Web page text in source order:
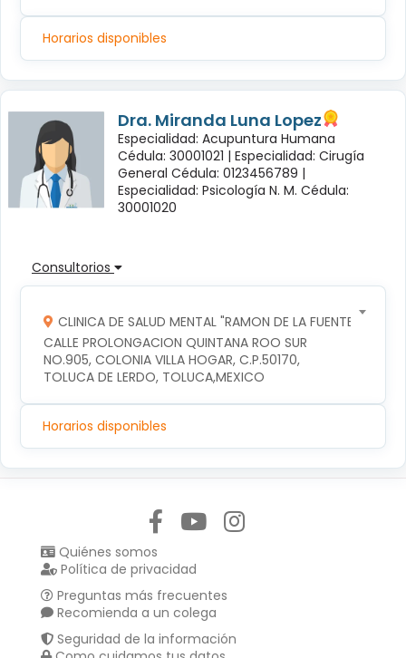
Horarios disponibles
Dra. Miranda Luna Lopez
Especialidad: Acupuntura Humana
Cédula: 30001021 | Especialidad: Cirugía
General Cédula: 0123456789 |
Especialidad: Psicología N. M. Cédula:
30001020
Consultorios
CLINICA DE SALUD MENTAL "RAMON DE LA FUENTE"
CALLE PROLONGACION QUINTANA ROO SUR
NO.905, COLONIA VILLA HOGAR, C.P.50170,
TOLUCA DE LERDO, TOLUCA,MEXICO
Horarios disponibles
Quiénes somos
Política de privacidad
Preguntas más frecuentes
Recomienda a un colega
Seguridad de la información